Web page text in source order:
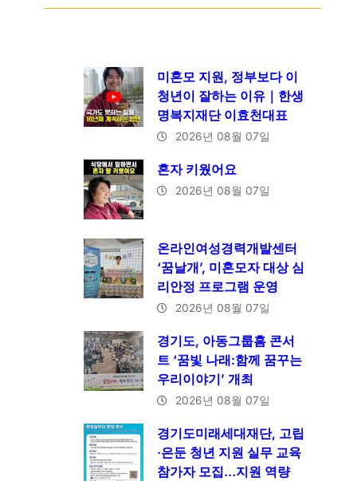
미혼모 지원, 정부보다 이
청년이 잘하는 이유｜한생
명복지재단 이효천대표
2026년 08월 07일
혼자 키웠어요
2026년 08월 07일
온라인여성경력개발센터
‘꿈날개’, 미혼모자 대상 심
리안정 프로그램 운영
2026년 08월 07일
경기도, 아동그룹홈 콘서
트 ‘꿈빛 나래:함께 꿈꾸는
우리이야기’ 개최
2026년 08월 07일
경기도미래세대재단, 고립
·은둔 청년 지원 실무 교육
참가자 모집…지원 역량